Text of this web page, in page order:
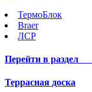
ТермоБлок
Braer
ЛСР
Перейти в раздел
Террасная доска